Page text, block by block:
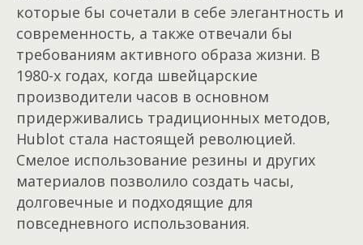
которые бы сочетали в себе элегантность и
современность, а также отвечали бы
требованиям активного образа жизни. В
1980-х годах, когда швейцарские
производители часов в основном
придерживались традиционных методов,
Hublot стала настоящей революцией.
Смелое использование резины и других
материалов позволило создать часы,
долговечные и подходящие для
повседневного использования.